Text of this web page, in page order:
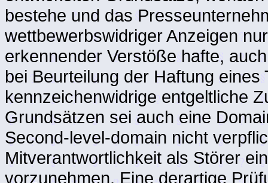
bestehe und das
wettbewerbswidriger Anzeigen
erkennender Verstöße hafte,
bei Beurteilung der Haftung
kennzeichenwidrige entgeltliche
Grundsätzen sei auch eine
Second-level-domain nicht
Mitverantwortlichkeit als Störer
vorzunehmen. Eine derartige